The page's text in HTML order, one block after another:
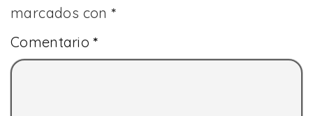
marcados con*
Comentario*